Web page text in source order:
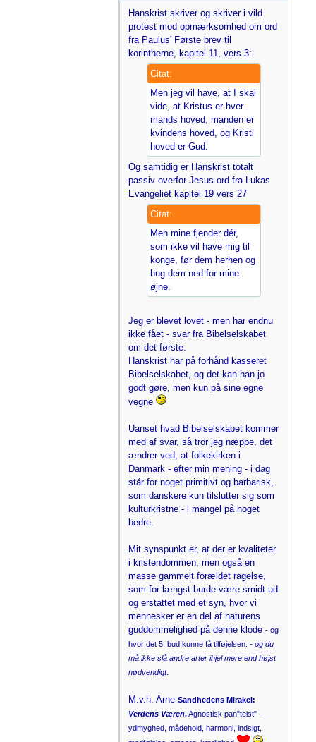
Hanskrist skriver og skriver i vild
protest mod opmærksomhed om ord
fra Paulus' Første brev til
korintherne, kapitel 11, vers 3:
Citat:
Men jeg vil have, at I skal
vide, at Kristus er hver
mands hoved, manden er
kvindens hoved, og Kristi
hoved er Gud.
Og samtidig er Hanskrist totalt
passiv overfor Jesus-ord fra Lukas
Evangeliet kapitel 19 vers 27
Citat:
Men mine fjender dér,
som ikke vil have mig til
konge, før dem herhen og
hug dem ned for mine
øjne.
Jeg er blevet lovet - men har endnu
ikke fået - svar fra Bibelselskabet
om det første.
Hanskrist har på forhånd kasseret
Bibelselskabet, og det kan han jo
godt gøre, men kun på sine egne
vegne
Uanset hvad Bibelselskabet kommer
med af svar, så tror jeg næppe, det
ændrer ved, at folkekirken i
Danmark - efter min mening - i dag
står for noget primitivt og barbarisk,
som danskere kun tilslutter sig som
kulturkristne - i mangel på noget
bedre.
Mit synspunkt er, at der er kvaliteter
i kristendommen, men også en
masse gammelt forældet ragelse,
som for længst burde være smidt ud
og erstattet med et syn, hvor vi
mennesker er en del af naturens
guddommelighed på denne klode - og
hvor det 5. bud kunne få tilføjelsen: - og du
må ikke slå andre arter ihjel mere end højst
nødvendigt.
M.v.h. Arne Sandhedens Mirakel:
Verdens Væren.Agnostisk pan"teist" -
ydmyghed, mådehold, harmoni, indsigt,